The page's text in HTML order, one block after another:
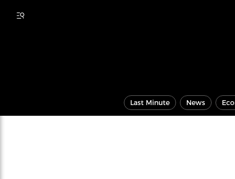
Last Minute News